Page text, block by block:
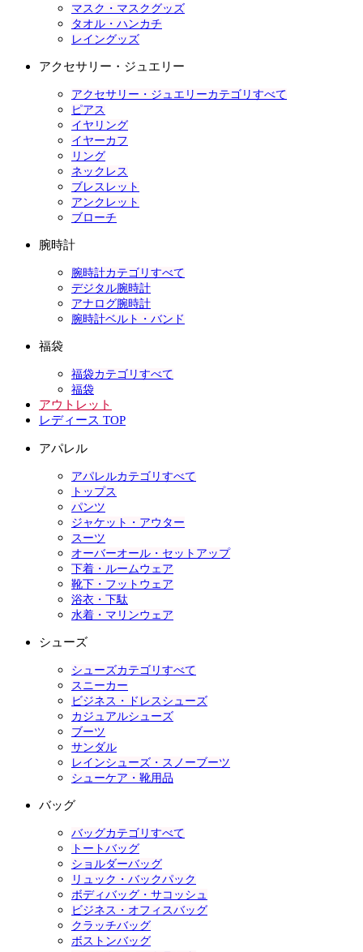
マスク・マスクグッズ
タオル・ハンカチ
レイングッズ
アクセサリー・ジュエリー
アクセサリー・ジュエリーカテゴリすべて
ピアス
イヤリング
イヤーカフ
リング
ネックレス
ブレスレット
アンクレット
ブローチ
腕時計
腕時計カテゴリすべて
デジタル腕時計
アナログ腕時計
腕時計ベルト・バンド
福袋
福袋カテゴリすべて
福袋
アウトレット
レディース TOP
アパレル
アパレルカテゴリすべて
トップス
パンツ
ジャケット・アウター
スーツ
オーバーオール・セットアップ
下着・ルームウェア
靴下・フットウェア
浴衣・下駄
水着・マリンウェア
シューズ
シューズカテゴリすべて
スニーカー
ビジネス・ドレスシューズ
カジュアルシューズ
ブーツ
サンダル
レインシューズ・スノーブーツ
シューケア・靴用品
バッグ
バッグカテゴリすべて
トートバッグ
ショルダーバッグ
リュック・バックパック
ボディバッグ・サコッシュ
ビジネス・オフィスバッグ
クラッチバッグ
ボストンバッグ